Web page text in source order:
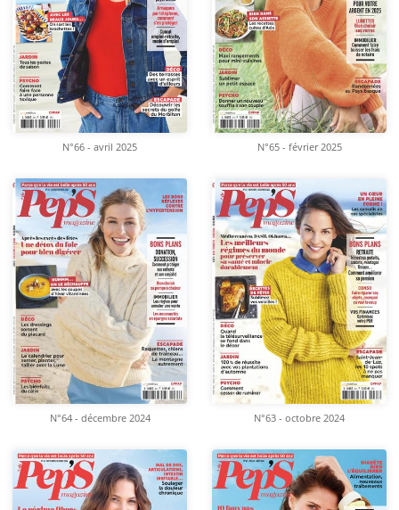
N°66 - avril 2025 N°65 - février 2025
N°64 - décembre 2024 N°63 - octobre 2024